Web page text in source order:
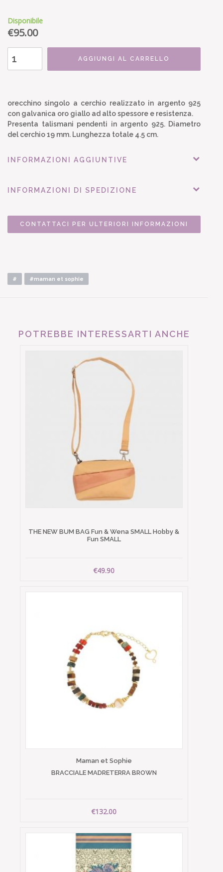
Disponibile
€95.00
AGGIUNGI AL CARRELLO
orecchino singolo a cerchio realizzato in argento 925
con galvanica oro giallo ad alto spessore e resistenza.
Presenta talismani pendenti in argento 925. Diametro
del cerchio 19 mm. Lunghezza totale 4.5 cm.
INFORMAZIONI AGGIUNTIVE
INFORMAZIONI DI SPEDIZIONE
CONTATTACI PER ULTERIORI INFORMAZIONI
# #maman et sophie
POTREBBE INTERESSARTI ANCHE
THE NEW BUM BAG Fun & Wena SMALL Hobby &
Fun SMALL
€49.90
Maman et Sophie
BRACCIALE MADRETERRA BROWN
€132.00